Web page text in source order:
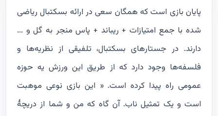
پایان بازی است که همگان سعی در ارائه بسکتبال ریاضی
شده با جمع امتیازات + ریباند + پاس منجر به گل و ...
دارند. در جستارهای بسکتبال، تلفیقی از نظریه‌ها و
فلسفه‌ها وجود دارد که از طریق این ورزش یه حوزه
عمومی راه پیدا کرده است. « این بازی نوعی موهبت
است و یک تمثیل ناب. آن گاه که من و شما از دریچۀ